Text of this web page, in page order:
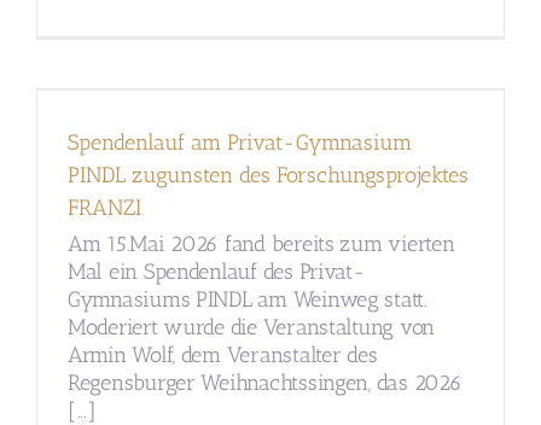
Spendenlauf am Privat-Gymnasium
PINDL zugunsten des Forschungsprojektes
FRANZI
Am 15.Mai 2026 fand bereits zum vierten
Mal ein Spendenlauf des Privat-
Gymnasiums PINDL am Weinweg statt.
Moderiert wurde die Veranstaltung von
Armin Wolf, dem Veranstalter des
Regensburger Weihnachtssingen, das 2026
[...]